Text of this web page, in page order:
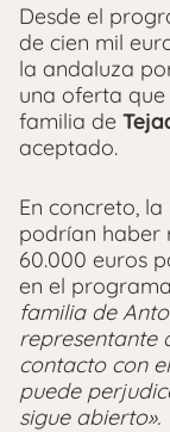
Desde el
de cien mil
la andaluza
una oferta
familia de
aceptado.
En concreto,
podrían haber
60.000 euros
en el programa
familia de
representante
contacto con
puede
sigue abierto».